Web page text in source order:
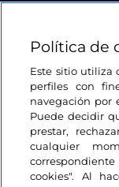
Estamos en
Política de
Este sitio utiliza
perfiles con
navegación por
Puede decidir
prestar,
cualquier
cookies". Al